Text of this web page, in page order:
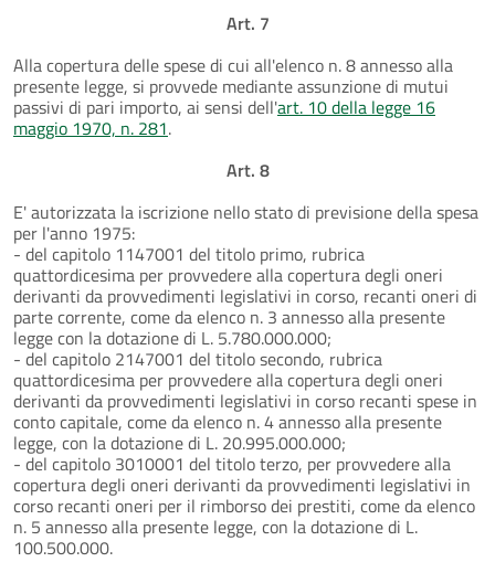
Art. 7
Alla copertura delle spese di cui all'elenco n. 8 annesso alla
presente legge, si provvede mediante assunzione di mutui
passivi di pari importo, ai sensi dell'art. 10 della legge 16
maggio 1970, n. 281.
Art. 8
E' autorizzata la iscrizione nello stato di previsione della spesa
per l'anno 1975:
- del capitolo 1147001 del titolo primo, rubrica
quattordicesima per provvedere alla copertura degli oneri
derivanti da provvedimenti legislativi in corso, recanti oneri di
parte corrente, come da elenco n. 3 annesso alla presente
legge con la dotazione di L. 5.780.000.000;
- del capitolo 2147001 del titolo secondo, rubrica
quattordicesima per provvedere alla copertura degli oneri
derivanti da provvedimenti legislativi in corso recanti spese in
conto capitale, come da elenco n. 4 annesso alla presente
legge, con la dotazione di L. 20.995.000.000;
- del capitolo 3010001 del titolo terzo, per provvedere alla
copertura degli oneri derivanti da provvedimenti legislativi in
corso recanti oneri per il rimborso dei prestiti, come da elenco
n. 5 annesso alla presente legge, con la dotazione di L.
100.500.000.